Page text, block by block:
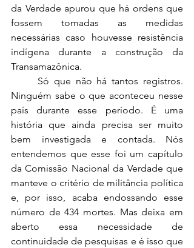
da Verdade apurou que há ordens que
fossem tomadas as medidas
necessárias caso houvesse resistência
indígena durante a construção da
Transamazônica.
Ninguém sabe o que aconteceu nesse
país durante esse período. É uma
história que ainda precisa ser muito
bem investigada e contada. Nós
entendemos que esse foi um capítulo
da Comissão Nacional da Verdade que
manteve o critério de militância política
e, por isso, acaba endossando esse
número de 434 mortes. Mas deixa em
aberto essa necessidade de
continuidade de pesquisas e é isso que